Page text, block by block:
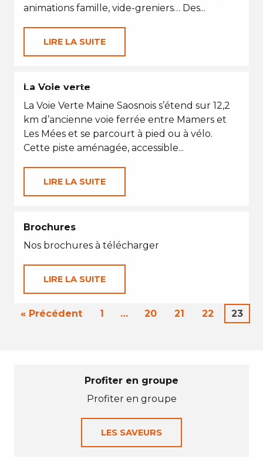
animations famille, vide-greniers… Des...
LIRE LA SUITE
PETITES VACANCES
La Voie verte
La Voie Verte Maine Saosnois s’étend sur 12,2
km d’ancienne voie ferrée entre Mamers et
Les Mées et se parcourt à pied ou à vélo.
Cette piste aménagée, accessible...
LIRE LA SUITE
Brochures
Nos brochures à télécharger
LIRE LA SUITE
« Précédent 1 … 20 21 22 23
Profiter en groupe
Profiter en groupe
LES SAVEURS